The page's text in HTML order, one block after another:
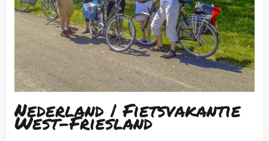
Nederland | Fietsvakantie
West-Friesland